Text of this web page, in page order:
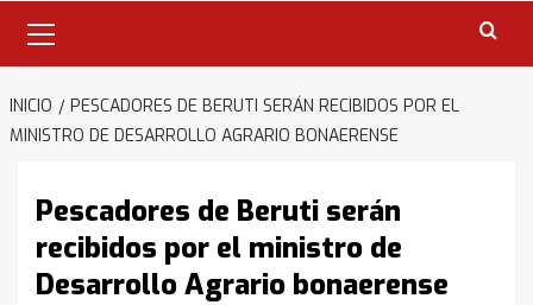
primario
INICIO
PESCADORES DE BERUTI SERÁN RECIBIDOS POR EL
MINISTRO DE DESARROLLO AGRARIO BONAERENSE
Pescadores de Beruti serán
recibidos por el ministro de
Desarrollo Agrario bonaerense